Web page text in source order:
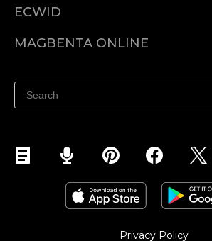
ECWID
Help center
MAGBENTA ONLINE
Ibenta sa Facebook
Privacy Policy